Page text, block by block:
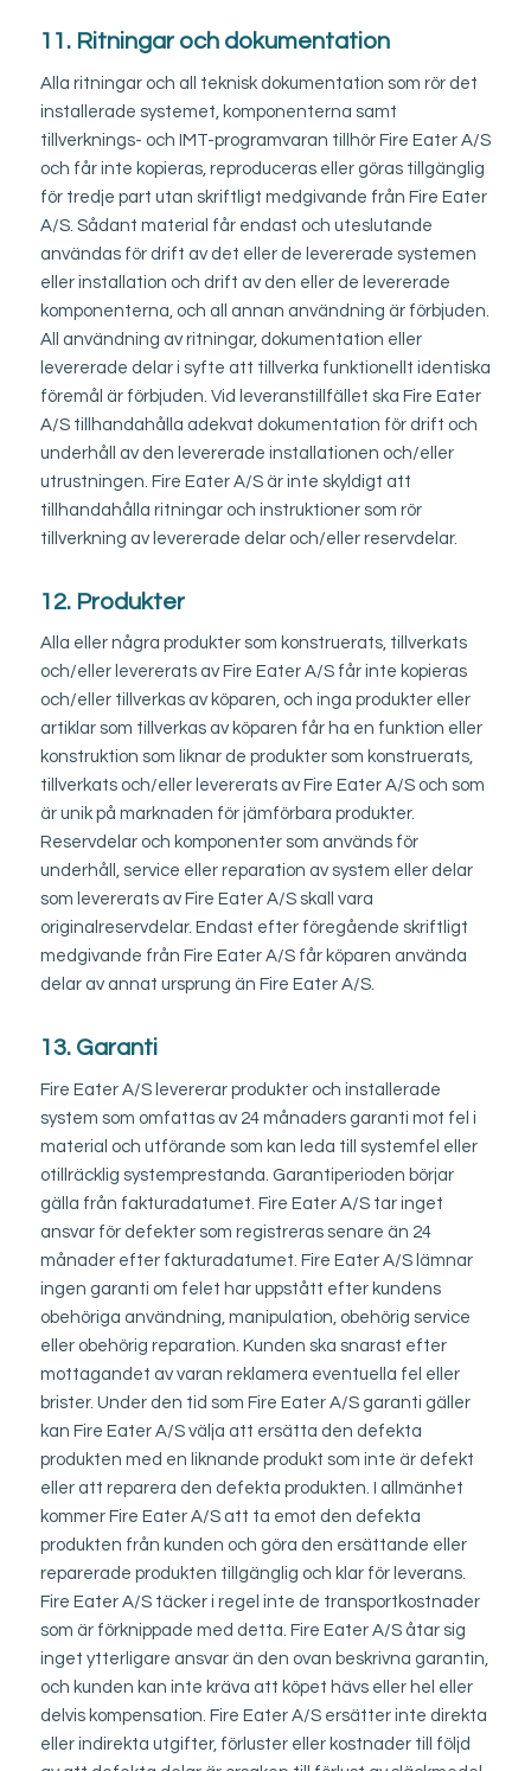
11. Ritningar och dokumentation
Alla ritningar och all teknisk dokumentation som rör det
installerade systemet, komponenterna samt
tillverknings- och IMT-programvaran tillhör Fire Eater A/S
och får inte kopieras, reproduceras eller göras tillgänglig
för tredje part utan skriftligt medgivande från Fire Eater
A/S. Sådant material får endast och uteslutande
användas för drift av det eller de levererade systemen
eller installation och drift av den eller de levererade
komponenterna, och all annan användning är förbjuden.
All användning av ritningar, dokumentation eller
levererade delar i syfte att tillverka funktionellt identiska
föremål är förbjuden. Vid leveranstillfället ska Fire Eater
A/S tillhandahålla adekvat dokumentation för drift och
underhåll av den levererade installationen och/eller
utrustningen. Fire Eater A/S är inte skyldigt att
tillhandahålla ritningar och instruktioner som rör
tillverkning av levererade delar och/eller reservdelar.
12. Produkter
Alla eller några produkter som konstruerats, tillverkats
och/eller levererats av Fire Eater A/S får inte kopieras
och/eller tillverkas av köparen, och inga produkter eller
artiklar som tillverkas av köparen får ha en funktion eller
konstruktion som liknar de produkter som konstruerats,
tillverkats och/eller levererats av Fire Eater A/S och som
är unik på marknaden för jämförbara produkter.
Reservdelar och komponenter som används för
underhåll, service eller reparation av system eller delar
som levererats av Fire Eater A/S skall vara
originalreservdelar. Endast efter föregående skriftligt
medgivande från Fire Eater A/S får köparen använda
delar av annat ursprung än Fire Eater A/S.
13. Garanti
Fire Eater A/S levererar produkter och installerade
system som omfattas av 24 månaders garanti mot fel i
material och utförande som kan leda till systemfel eller
otillräcklig systemprestanda. Garantiperioden börjar
gälla från fakturadatumet. Fire Eater A/S tar inget
ansvar för defekter som registreras senare än 24
månader efter fakturadatumet. Fire Eater A/S lämnar
ingen garanti om felet har uppstått efter kundens
obehöriga användning, manipulation, obehörig service
eller obehörig reparation. Kunden ska snarast efter
mottagandet av varan reklamera eventuella fel eller
brister. Under den tid som Fire Eater A/S garanti gäller
kan Fire Eater A/S välja att ersätta den defekta
produkten med en liknande produkt som inte är defekt
eller att reparera den defekta produkten. I allmänhet
kommer Fire Eater A/S att ta emot den defekta
produkten från kunden och göra den ersättande eller
reparerade produkten tillgänglig och klar för leverans.
Fire Eater A/S täcker i regel inte de transportkostnader
som är förknippade med detta. Fire Eater A/S åtar sig
inget ytterligare ansvar än den ovan beskrivna garantin,
och kunden kan inte kräva att köpet hävs eller hel eller
delvis kompensation. Fire Eater A/S ersätter inte direkta
eller indirekta utgifter, förluster eller kostnader till följd